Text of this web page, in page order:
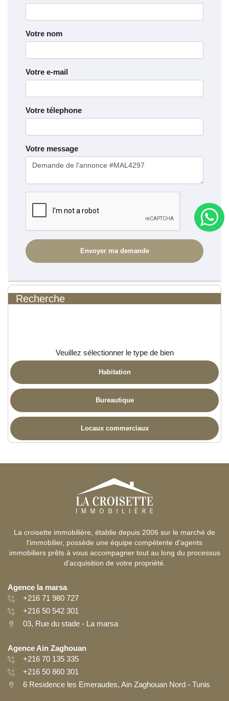
Votre nom
Votre e-mail
Votre télephone
Votre message
Recherche
Veuillez sélectionner le type de bien
Habitation
Bureautique
Locaux commerciaux
La croisette immobilière, établie depuis 2006 sur le marché de
l'immobilier, possède une équipe compétente d'agents
immobiliers prêts à vous accompagner tout au long du processus
d'acquisition de votre propriété.
Agence la marsa
+216 71 980 727
+216 50 542 301
03, Rue du stade - La marsa
Agence Ain Zaghouan
+216 70 135 335
+216 50 860 301
6 Residence les Emeraudes, Ain Zaghouan Nord - Tunis